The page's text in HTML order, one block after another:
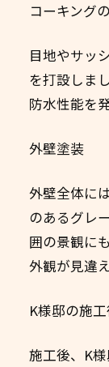
コーキング
目地やサッ
を打設しま
防水性能を
外壁塗装
外壁全体に
のあるグレ
囲の景観に
外観が見違
K様邸の施
施工後、K